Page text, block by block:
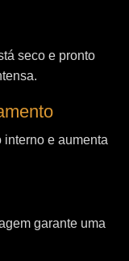
seco e pronto
interno e aumenta
garante uma